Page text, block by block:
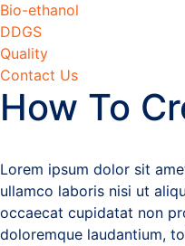
Bio-ethanol
DDGS
Quality
Contact Us
How To
Lorem ipsum dolor sit
ullamco laboris nisi ut
occaecat cupidatat non
doloremque laudantium,